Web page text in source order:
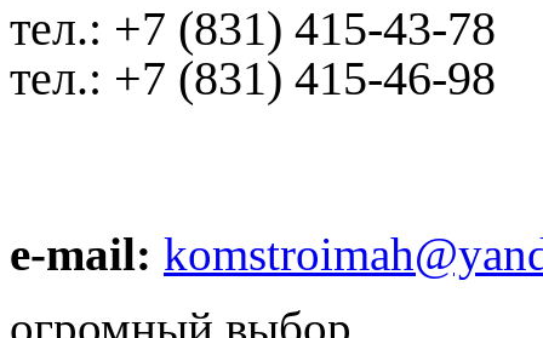
тел.: +7 (831) 415-43-78
тел.: +7 (831) 415-46-98
e-mail: